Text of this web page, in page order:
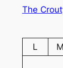
The
L
M